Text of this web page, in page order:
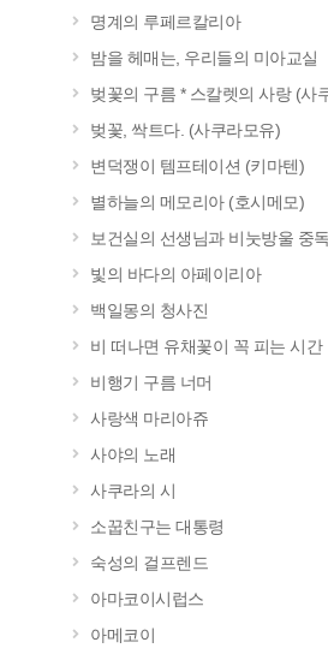
명계의 루페르칼리아
밤을 헤매는, 우리들의 미아교실
벚꽃의 구름 * 스칼렛의 사랑 (사
벚꽃, 싹트다. (사쿠라모유)
변덕쟁이 템프테이션 (키마텐)
별하늘의 메모리아 (호시메모)
보건실의 선생님과 비눗방울 중
빛의 바다의 아페이리아
백일몽의 청사진
비 떠나면 유채꽃이 꼭 피는 시간
비행기 구름 너머
사랑색 마리아쥬
사야의 노래
사쿠라의 시
소꿉친구는 대통령
숙성의 걸프렌드
아마코이시럽스
아메코이